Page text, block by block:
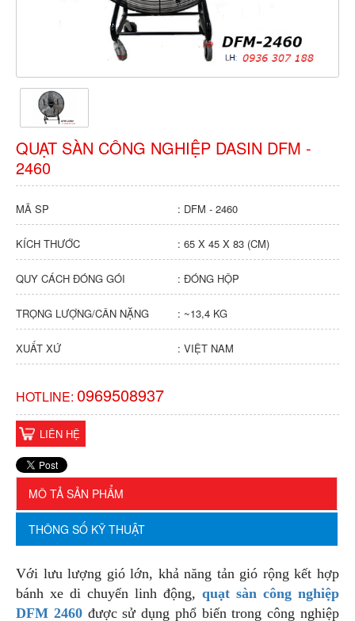
QUẠT SÀN CÔNG NGHIỆP DASIN DFM -
2460
MÃ SP : DFM - 2460
KÍCH THƯỚC : 65 X 45 X 83 (CM)
QUY CÁCH ĐÓNG GÓI : ĐÓNG HỘP
TRỌNG LƯỢNG/CÂN NẶNG : ~13,4 KG
XUẤT XỨ : VIỆT NAM
HOTLINE: 0969508937
LIÊN HỆ
MÔ TẢ SẢN PHẨM
THÔNG SỐ KỸ THUẬT
Với lưu lượng gió lớn, khả năng tản gió rộng kết hợp
bánh xe di chuyển linh động, quạt sàn công nghiệp
DFM 2460được sử dụng phổ biến trong công nghiệp